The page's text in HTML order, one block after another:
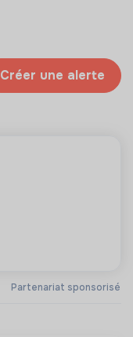
Créer une alerte
Partenariat sponsorisé